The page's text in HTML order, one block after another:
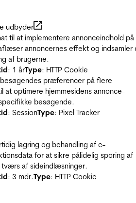
udbyder
til at implementere annonceindhold på
annoncernes effekt og indsamler
af brugerne.
: 1 årType: HTTP Cookie
præferencer på flere
at optimere hjemmesidens annonce-
besøgende.
: SessionType: Pixel Tracker
lagring og behandling af e-
for at sikre pålidelig sporing af
af sideindlæsninger.
: 3 mdr.Type: HTTP Cookie